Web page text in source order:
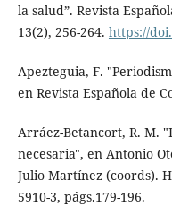
la salud”. Revista
13(2), 256-264. https://
Apezteguia, F.
en Revista Española de
Arráez-Betancort, R. M.
necesaria", en Antonio
Julio Martínez (coords).
5910-3, págs.179-196.